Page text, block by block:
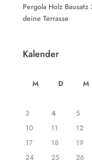
Pergola Holz
deine Terrasse
Kalender
M D M
3
4 5
10
11 12
17
18 19
24
25 26